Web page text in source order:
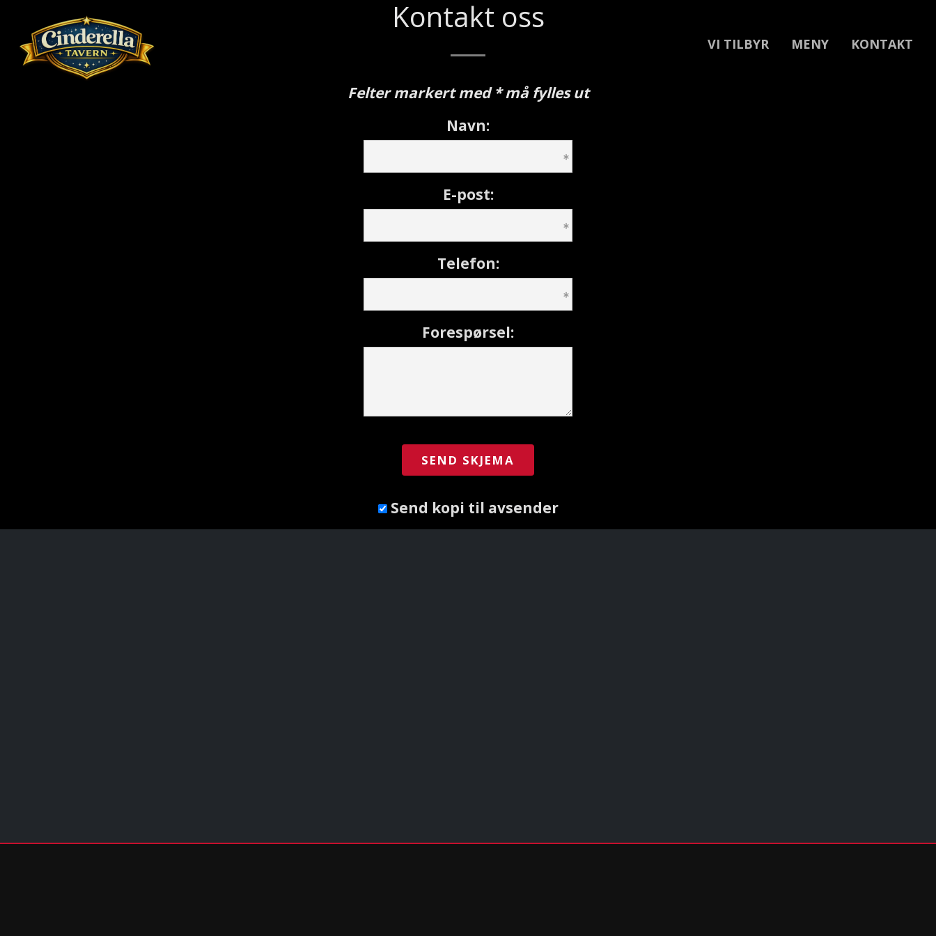
VI TILBYR MENY KONTAKT
Kontakt oss
Felter markert med * må fylles ut
Navn:
E-post:
Telefon:
Forespørsel:
Send kopi til avsender